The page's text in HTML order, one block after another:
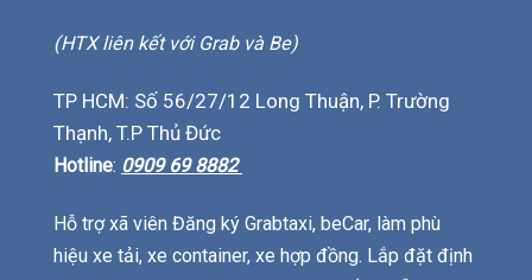
(HTX liên kết với Grab và Be)
TP HCM: Số 56/27/12 Long Thuận, P. Trường
Thạnh, T.P Thủ Đức
Hotline: 0909 69 8882
Hỗ trợ xã viên Đăng ký Grabtaxi, beCar, làm phù
hiệu xe tải, xe container, xe hợp đồng. Lắp đặt định